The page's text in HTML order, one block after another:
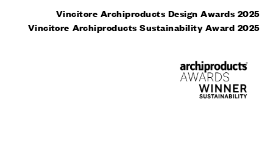
Vincitore Archiproducts DesignAwards 2025
Vincitore Archiproducts Sustainability Award 2025